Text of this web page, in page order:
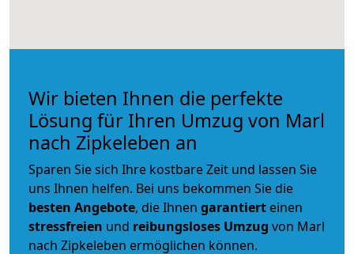
Wir bieten Ihnen die perfekte
Lösung für Ihren Umzug von Marl
nach Zipkeleben an
Sparen Sie sich Ihre kostbare Zeit und lassen Sie
uns Ihnen helfen. Bei uns bekommen Sie die
besten Angebote, die Ihnen garantiert einen
stressfreien und reibungsloses Umzug von Marl
nach Zipkeleben ermöglichen können.